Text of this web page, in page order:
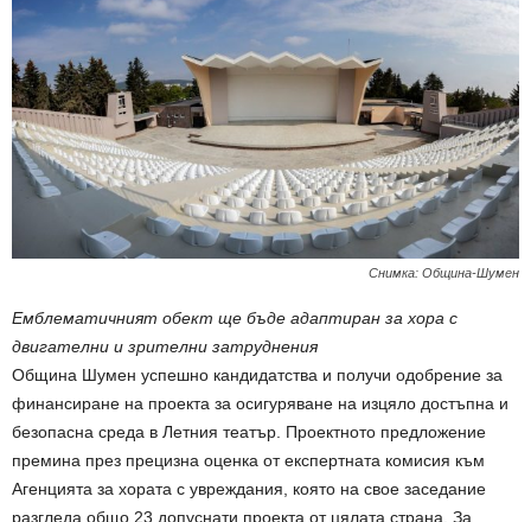
Снимка: Община-Шумен
Емблематичният обект ще бъде адаптиран за хора с
двигателни и зрителни затруднения
Община Шумен успешно кандидатства и получи одобрение за
финансиране на проекта за осигуряване на изцяло достъпна и
безопасна среда в Летния театър. Проектното предложение
премина през прецизна оценка от експертната комисия към
Агенцията за хората с увреждания, която на свое заседание
разгледа общо 23 допуснати проекта от цялата страна. За